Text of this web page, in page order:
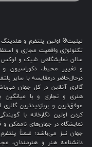
لیلیت® اولین پلتفرم و هلدینگ
تکنولوژی واقعیت مجازی و
سالن نمایشگاهی شیک و لوکس
و تغییر محیط، دکوراسیون و
درحال‌حاضر درمقایسه با سایر
هنری و تجاری و با میانگین
موفق‌ترین و پربازدیدترین
کردن اولین نگارخانه با
نمایشگاه در جهان‌های ناممکن و
جهان نیز می‌باشد؛ ضمناً
دانشنامه هنر و هنرمندان،